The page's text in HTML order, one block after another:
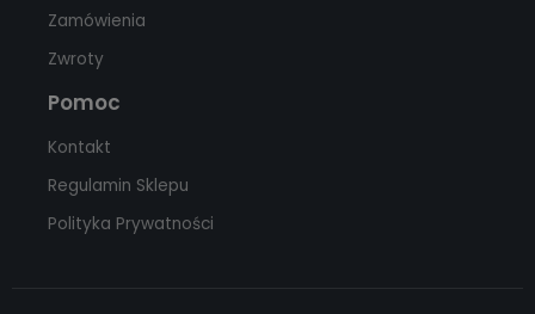
Zamówienia
Zwroty
Pomoc
Kontakt
Regulamin Sklepu
Polityka Prywatności